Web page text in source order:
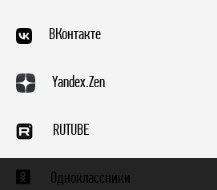
ВКонтакте
Yandex.Zen
RUTUBE
Одноклассники